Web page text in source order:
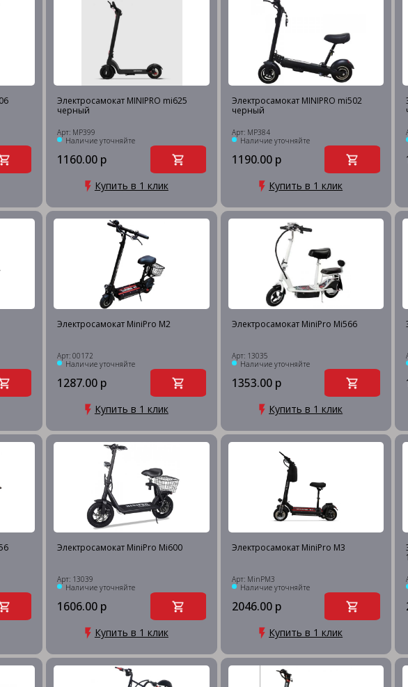
Электросамокат MINIPRO mi625
черный
Арт: MP399
Наличие уточняйте
1160.00 р
Купить в 1 клик
Электросамокат MINIPRO mi502
черный
Арт: MP384
Наличие уточняйте
1190.00 р
Купить в 1 клик
Электросамокат MiniPro M2
Арт: 00172
Наличие уточняйте
1287.00 р
Купить в 1 клик
Электросамокат MiniPro Mi566
Арт: 13035
Наличие уточняйте
1353.00 р
Купить в 1 клик
Электросамокат MiniPro Mi600
Арт: 13039
Наличие уточняйте
1606.00 р
Купить в 1 клик
Электросамокат MiniPro M3
Арт: MinPM3
Наличие уточняйте
2046.00 р
Купить в 1 клик